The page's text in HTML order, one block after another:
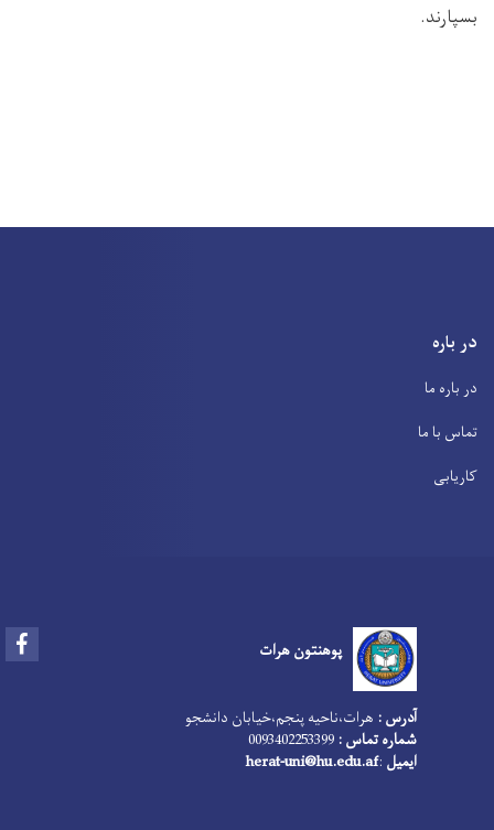
بسپارند.
در باره
در باره ما
تماس با ما
کاریابی
پوهنتون هرات
آدرس : هرات،‌ناحیه پنجم،‌خیابان دانشجو
شماره تماس :
ایمیل :
herat-uni@hu.edu.af